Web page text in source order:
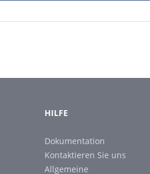
HILFE
Dokumentation
Kontaktieren Sie uns
Allgemeine